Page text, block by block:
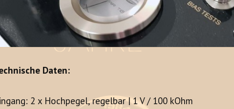
Daten:
2 x Hochpegel, regelbar | 1 V / 100 kOhm